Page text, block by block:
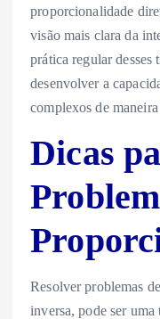
proporcionalidade
visão mais clara da
prática regular desses
desenvolver a
complexos de
Dicas
Resolver problemas
inversa, pode ser uma